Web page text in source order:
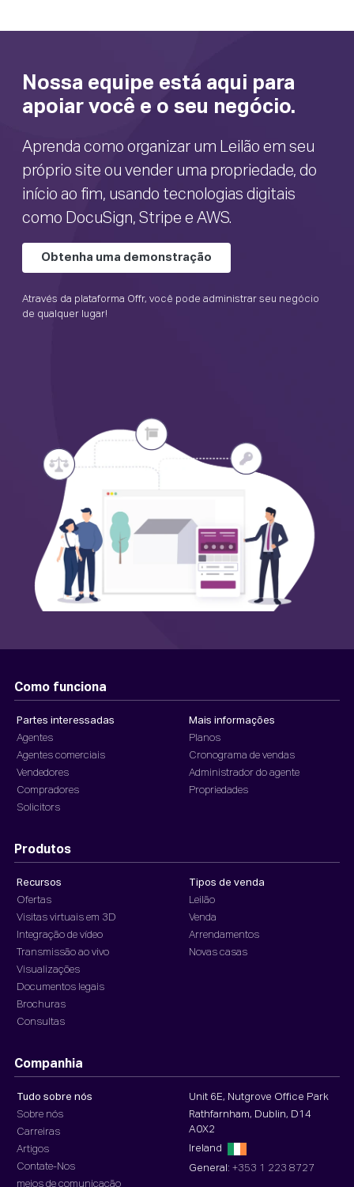
Nossa equipe está aqui para
apoiar você e o seu negócio.
Aprenda como organizar um Leilão em seu
próprio site ou vender uma propriedade, do
início ao fim, usando tecnologias digitais
como DocuSign, Stripe e AWS.
Obtenha uma demonstração
Através da plataforma Offr, você pode administrar seu negócio
de qualquer lugar!
Como funciona
Partes interessadas
Agentes
Agentes comerciais
Vendedores
Compradores
Solicitors
Mais informações
Planos
Cronograma de vendas
Administrador do agente
Propriedades
Produtos
Recursos
Ofertas
Visitas virtuais em 3D
Integração de vídeo
Transmissão ao vivo
Visualizações
Documentos legais
Brochuras
Consultas
Tipos de venda
Leilão
Venda
Arrendamentos
Novas casas
Companhia
Tudo sobre nós
Sobre nós
Carreiras
Artigos
Contate-Nos
meios de comunicação
Unit 6E, Nutgrove Office Park
Rathfarnham, Dublin, D14
A0X2
Ireland
General: +353 1 223 8727